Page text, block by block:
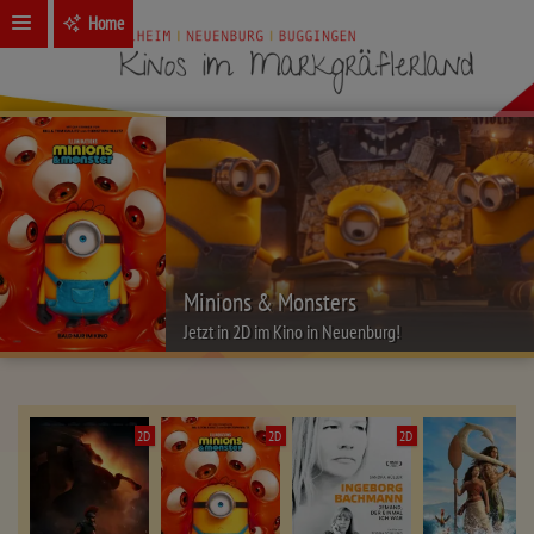
Home
Minions & Monsters
Jetzt in 2D im Kino in Neuenburg!
2D 2D 2D